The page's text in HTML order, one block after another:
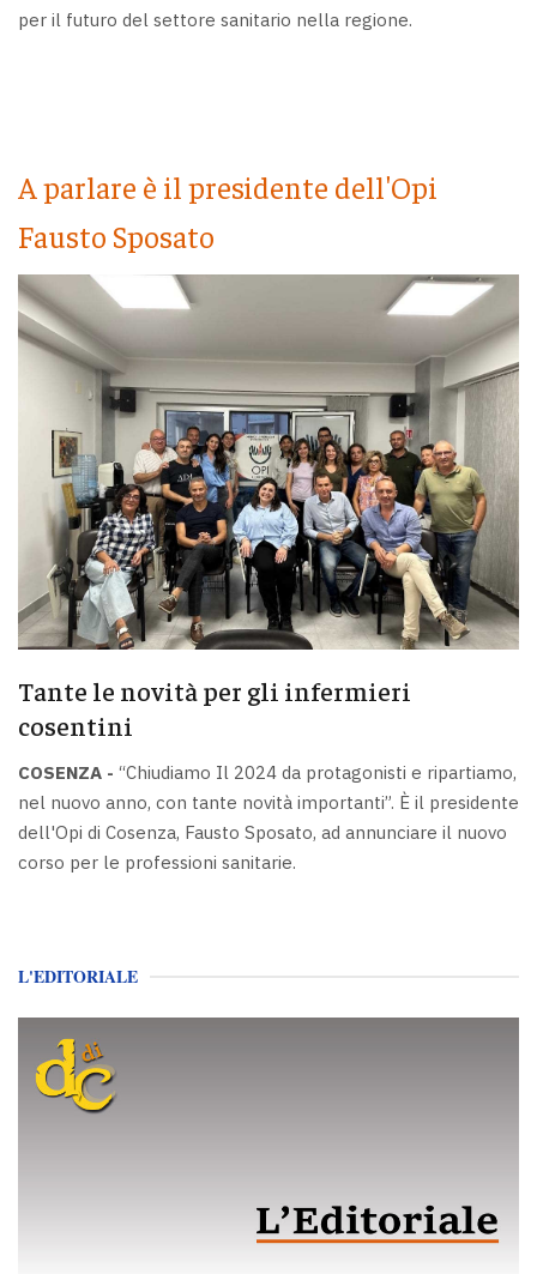
per il futuro del settore sanitario nella regione.
A parlare è il presidente dell'Opi
Fausto Sposato
Tante le novità per gli infermieri
cosentini
COSENZA - “Chiudiamo Il 2024 da protagonisti e ripartiamo,
nel nuovo anno, con tante novità importanti”. È il presidente
dell'Opi di Cosenza, Fausto Sposato, ad annunciare il nuovo
corso per le professioni sanitarie.
L'EDITORIALE